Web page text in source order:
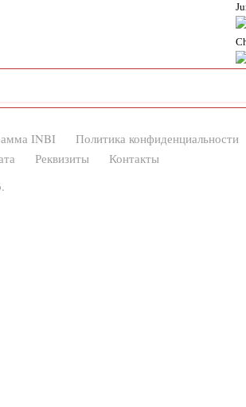
INBI
Политика конфиденциальности
Реквизиты
Контакты